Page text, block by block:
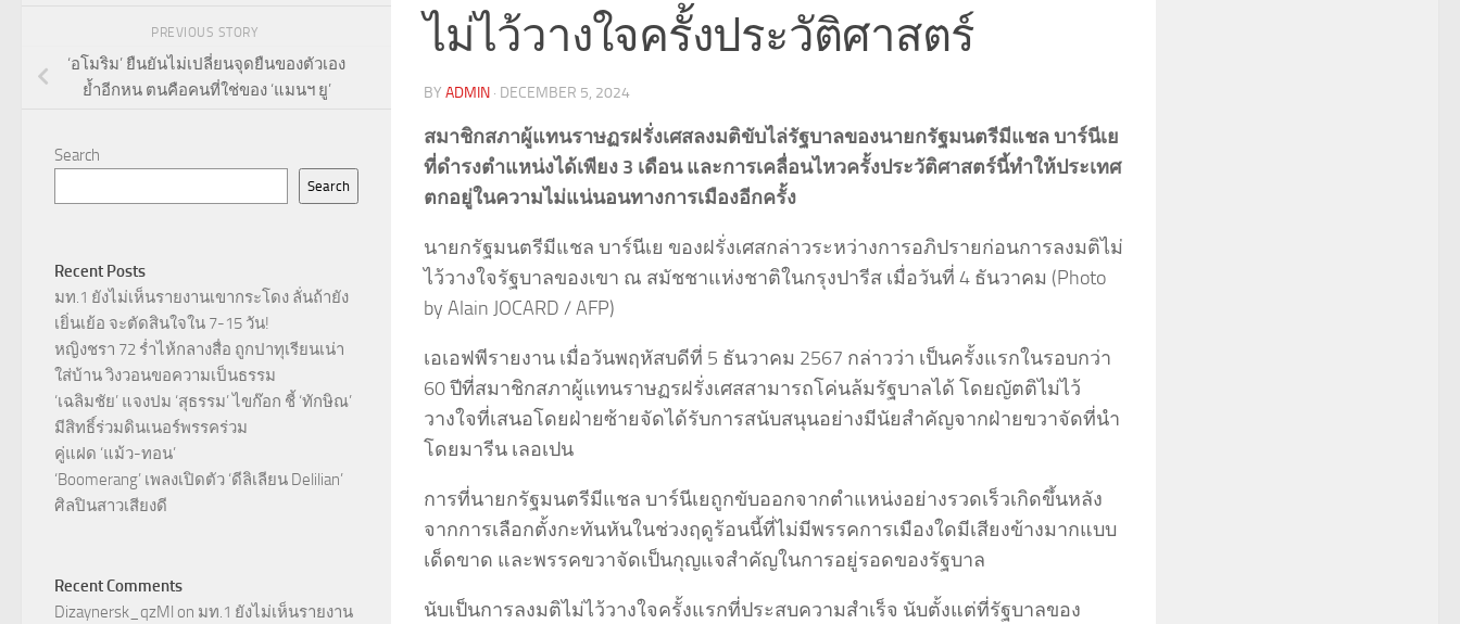
ไม่ไว้วางใจครั้งประวัติศาสตร์
BY ADMIN · DECEMBER 5, 2024
สมาชิกสภาผู้แทนราษฏรฝรั่งเศสลงมติขับไล่รัฐบาลของนายกรัฐมนตรีมีแชล บาร์นีเย
ที่ดำรงตำแหน่งได้เพียง 3 เดือน และการเคลื่อนไหวครั้งประวัติศาสตร์นี้ทำให้ประเทศ
ตกอยู่ในความไม่แน่นอนทางการเมืองอีกครั้ง
นายกรัฐมนตรีมีแชล บาร์นีเย ของฝรั่งเศสกล่าวระหว่างการอภิปรายก่อนการลงมติไม่
ไว้วางใจรัฐบาลของเขา ณ สมัชชาแห่งชาติในกรุงปารีส เมื่อวันที่ 4 ธันวาคม (Photo
by Alain JOCARD / AFP)
เอเอฟพีรายงาน เมื่อวันพฤหัสบดีที่ 5 ธันวาคม 2567 กล่าวว่า เป็นครั้งแรกในรอบกว่า
60 ปีที่สมาชิกสภาผู้แทนราษฏรฝรั่งเศสสามารถโค่นล้มรัฐบาลได้ โดยญัตติไม่ไว้
วางใจที่เสนอโดยฝ่ายซ้ายจัดได้รับการสนับสนุนอย่างมีนัยสำคัญจากฝ่ายขวาจัดที่นำ
โดยมารีน เลอเปน
การที่นายกรัฐมนตรีมีแชล บาร์นีเยถูกขับออกจากตำแหน่งอย่างรวดเร็วเกิดขึ้นหลัง
จากการเลือกตั้งกะทันหันในช่วงฤดูร้อนนี้ที่ไม่มีพรรคการเมืองใดมีเสียงข้างมากแบบ
เด็ดขาด และพรรคขวาจัดเป็นกุญแจสำคัญในการอยู่รอดของรัฐบาล
นับเป็นการลงมติไม่ไว้วางใจครั้งแรกที่ประสบความสำเร็จ นับตั้งแต่ที่รัฐบาลของ
PREVIOUS STORY
‘อโมริม’ ยืนยันไม่เปลี่ยนจุดยืนของตัวเอง
ย้ำอีกหน ตนคือคนที่ใช่ของ ‘แมนฯ ยู’
Search
Search
Recent Posts
มท.1 ยังไม่เห็นรายงานเขากระโดง ลั่นถ้ายัง
เยิ่นเย้อ จะตัดสินใจใน 7-15 วัน!
หญิงชรา 72 ร่ำไห้กลางสื่อ ถูกปาทุเรียนเน่า
ใส่บ้าน วิงวอนขอความเป็นธรรม
‘เฉลิมชัย’ แจงปม ‘สุธรรม’ ไขก๊อก ชี้ ‘ทักษิณ’
มีสิทธิ์ร่วมดินเนอร์พรรคร่วม
คู่แฝด ‘แม้ว-ทอน’
‘Boomerang’ เพลงเปิดตัว ‘ดีลิเลียน Delilian’
ศิลปินสาวเสียงดี
Recent Comments
Dizaynersk_qzMl on มท.1 ยังไม่เห็นรายงาน